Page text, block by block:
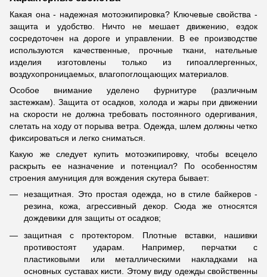
Какая она - надежная мотоэкипировка? Ключевые свойства -
защита и удобство. Ничто не мешает движению, ездок
сосредоточен на дороге и управлении. В ее производстве
используются качественные, прочные ткани, нательные
изделия изготовлены только из гипоаллергенных,
воздухопроницаемых, влагопоглощающих материалов.
Особое внимание уделено фурнитуре (различным
застежкам). Защита от осадков, холода и жары при движении
на скорости не должна требовать постоянного одергивания,
слетать на ходу от порыва ветра. Одежда, шлем должны четко
фиксироваться и легко сниматься.
Какую же следует купить мотоэкипировку, чтобы всецело
раскрыть ее назначение и потенциал? По особенностям
строения амуниция для вождения скутера бывает:
незащитная. Это простая одежда, но в стиле байкеров -
резина, кожа, агрессивный декор. Сюда же относятся
дождевики для защиты от осадков;
защитная с протектором. Плотные вставки, нашивки
противостоят ударам. Например, перчатки с
пластиковыми или металлическими накладками на
основных суставах кисти. Этому виду одежды свойственны